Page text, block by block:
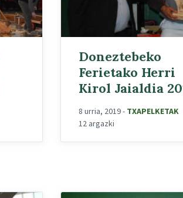
Doneztebeko
Ferietako Herri
Kirol Jaialdia
8 urria, 2019- TXAPELKETAK
12 argazki